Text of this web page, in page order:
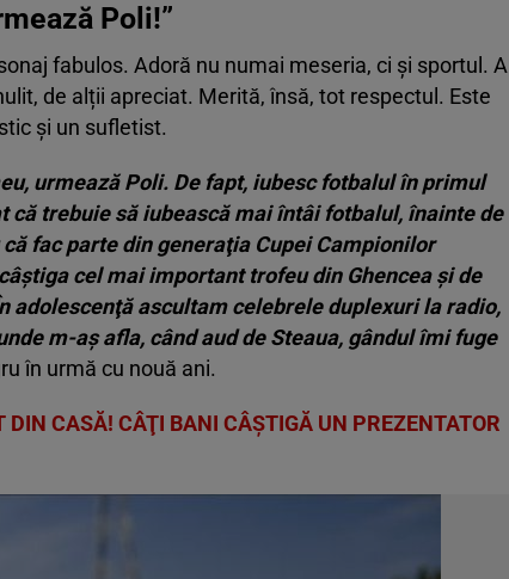
Poli!”
fabulos. Adoră nu numai meseria, ci și sportul. A
de alții apreciat. Merită, însă, tot respectul. Este
și un sufletist.
urmează Poli. De fapt, iubesc fotbalul în primul
că trebuie să iubească mai întâi fotbalul, înainte de
fac parte din generaţia Cupei Campionilor
cel mai important trofeu din Ghencea şi de
adolescenţă ascultam celebrele duplexuri la radio,
m-aş afla, când aud de Steaua, gândul îmi fuge
în urmă cu nouă ani.
DIN CASĂ! CÂŢI BANI CÂŞTIGĂ UN PREZENTATOR